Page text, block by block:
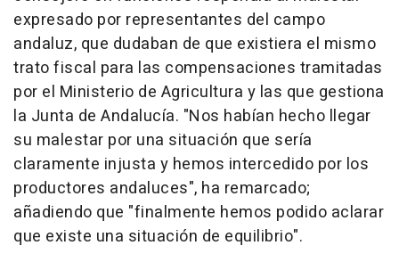
expresado por representantes del campo
andaluz, que dudaban de que existiera el mismo
trato fiscal para las compensaciones tramitadas
por el Ministerio de Agricultura y las que gestiona
la Junta de Andalucía. "Nos habían hecho llegar
su malestar por una situación que sería
claramente injusta y hemos intercedido por los
productores andaluces", ha remarcado;
añadiendo que "finalmente hemos podido aclarar
que existe una situación de equilibrio".